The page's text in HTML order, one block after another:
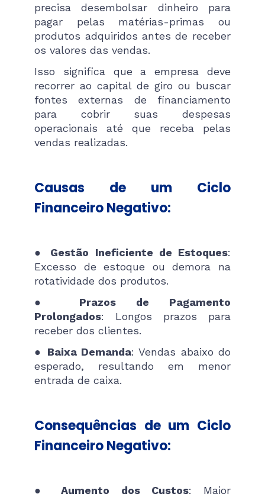
precisa desembolsar dinheiro para
pagar pelas matérias-primas ou
produtos adquiridos antes de receber
os valores das vendas.
Isso significa que a empresa deve
recorrer ao capital de giro ou buscar
fontes externas de financiamento
para cobrir suas despesas
operacionais até que receba pelas
vendas realizadas.
Causas de um Ciclo
Financeiro Negativo:
● Gestão Ineficiente de Estoques:
Excesso de estoque ou demora na
rotatividade dos produtos.
● Prazos de Pagamento
Prolongados: Longos prazos para
receber dos clientes.
● Baixa Demanda: Vendas abaixo do
esperado, resultando em menor
entrada de caixa.
Consequências de um Ciclo
Financeiro Negativo:
●Aumento dos Custos: Maior